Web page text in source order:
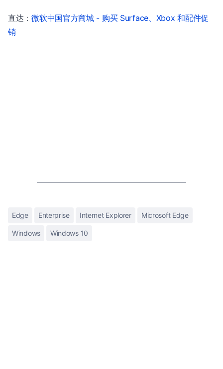
直达：微软中国官方商城 - 购买 Surface、Xbox 和配件促
销
Edge Enterprise Internet Explorer Microsoft Edge
Windows Windows 10